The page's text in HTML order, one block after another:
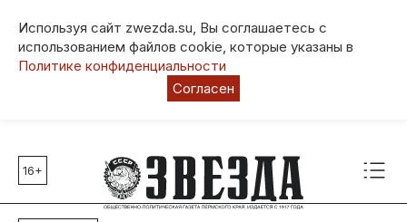
Используя сайт zwezda.su, Вы соглашаетесь с
использованием файлов cookie, которые указаны в
Политике конфиденциальности
Согласен
Главные темы
80 лет Победы
16+